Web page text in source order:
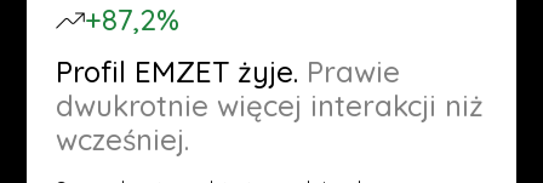
+87,2%
Profil EMZET żyje. Prawie
dwukrotnie więcej interakcji niż
wcześniej.